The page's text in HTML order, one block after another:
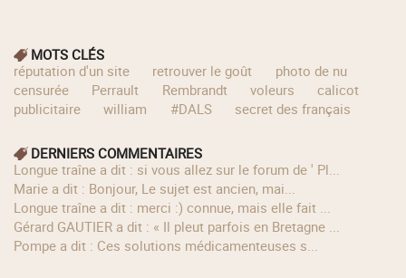
MOTS CLÉS
réputation d'un site
retrouver le goût
photo de nu
censurée
Perrault Rembrandt voleurs
calicot
publicitaire
william #DALS secret des français
DERNIERS COMMENTAIRES
longue traîne a dit : si vous allez sur le forum de ' Pl...
Marie a dit : Bonjour, Le sujet est ancien, mai...
longue traîne a dit : merci :) connue, mais elle fait ...
Gérard GAUTIER a dit : « Il pleut parfois en Bretagne ...
Pompe a dit : Ces solutions médicamenteuses s...